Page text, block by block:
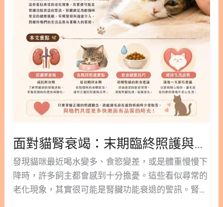
面對貓腎衰竭：末期臨終照護與生活品質維持的溫柔提案！
發現貓咪最近喝水變多、食慾變差，或是體重慢慢下
降時，許多飼主都會感到十分擔憂。這些看似尋常的
老化現象，其實很可能是腎臟功能衰退的警訊。腎臟
質
維
持
的